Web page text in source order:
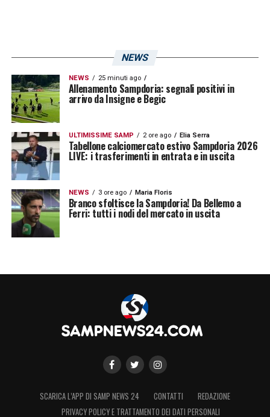
NEWS
NEWS 25 minuti ago
Allenamento Sampdoria: segnali positivi in
arrivo da Insigne e Begic
ULTIMISSIME SAMP 2 ore ago Elia Serra
Tabellone calciomercato estivo Sampdoria 2026
LIVE: i trasferimenti in entrata e in uscita
NEWS 3 ore ago Maria Floris
Branco sfoltisce la Sampdoria! Da Bellemo a
Ferri: tutti i nodi del mercato in uscita
SCARICA L’APP DI SAMP NEWS 24 CONTATTI
REDAZIONE
PRIVACY POLICY E TRATTAMENTO DEI DATI PERSONALI